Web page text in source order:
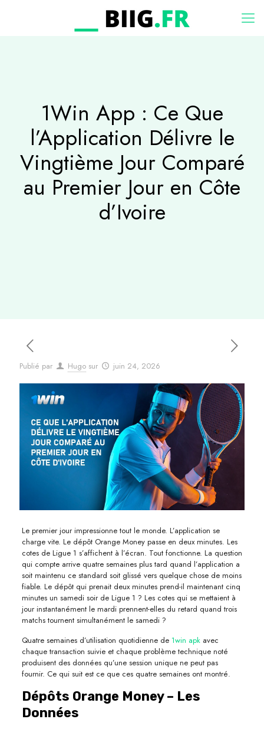
1Win App : Ce Que
l’Application Délivre le
Vingtième Jour Comparé
au Premier Jour en Côte
d’Ivoire
Publié par Hugo sur juin 24, 2026
Le premier jour impressionne tout le monde. L’application se
charge vite. Le dépôt Orange Money passe en deux minutes. Les
cotes de Ligue 1 s’affichent à l’écran. Tout fonctionne. La question
qui compte arrive quatre semaines plus tard quand l’application a
soit maintenu ce standard soit glissé vers quelque chose de moins
fiable. Le dépôt qui prenait deux minutes prend-il maintenant cinq
minutes un samedi soir de Ligue 1 ? Les cotes qui se mettaient à
jour instantanément le mardi prennent-elles du retard quand trois
matchs tournent simultanément le samedi ?
Quatre semaines d’utilisation quotidienne de1win apkavec
chaque transaction suivie et chaque problème technique noté
produisent des données qu’une session unique ne peut pas
fournir. Ce qui suit est ce que ces quatre semaines ont montré.
Dépôts Orange Money – Les
Données